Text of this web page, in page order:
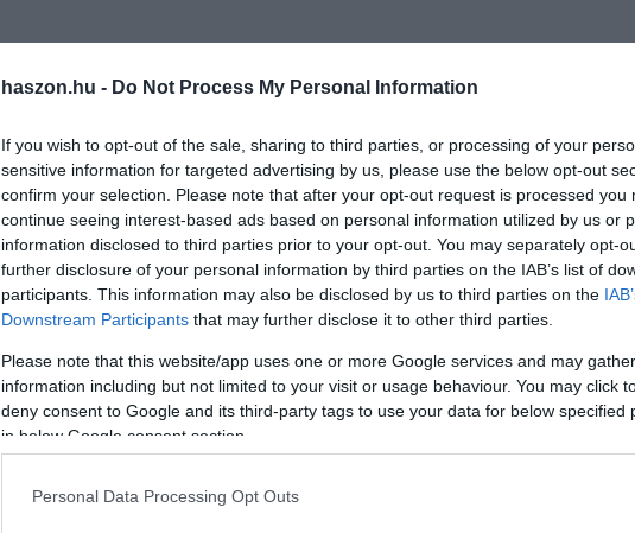
haszon.hu - Do Not Process My Personal Information
If you wish to opt-out of the sale, sharing to third parties, or processing of your
sensitive information for targeted advertising by us, please use the below opt-out
confirm your selection. Please note that after your opt-out request is processed you
continue seeing interest-based ads based on personal information utilized by us or
information disclosed to third parties prior to your opt-out. You may separately opt-
further disclosure of your personal information by third parties on the IAB’s list of
participants. This information may also be disclosed by us to third parties on the
Downstream Participants that may further disclose it to other third parties.
Please note that this website/app uses one or more Google services and may
information including but not limited to your visit or usage behaviour. You may click
deny consent to Google and its third-party tags to use your data for below specified
in below Google consent section.
Personal Data Processing Opt Outs